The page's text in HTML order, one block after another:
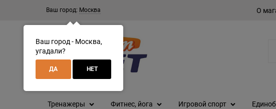
Ваш город: Москва О
Тренажеры Фитнес, йога Игровой спорт
Ваш город - Москва,
угадали?
ДА НЕТ